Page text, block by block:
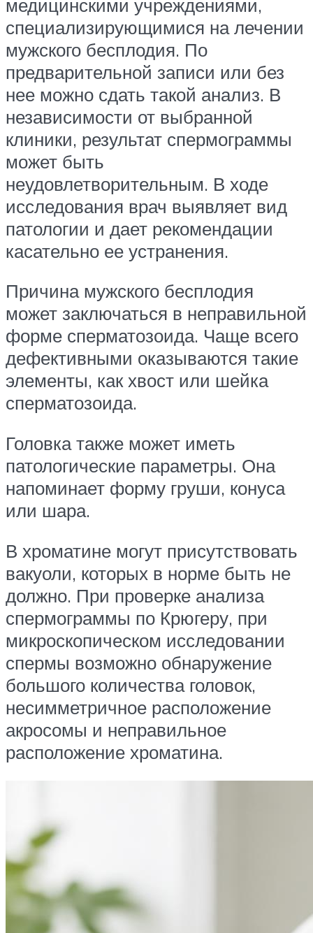
медицинскими учреждениями,
специализирующимися на лечении
мужского бесплодия. По
предварительной записи или без
нее можно сдать такой анализ. В
независимости от выбранной
клиники, результат спермограммы
может быть
неудовлетворительным. В ходе
исследования врач выявляет вид
патологии и дает рекомендации
касательно ее устранения.
Причина мужского бесплодия
может заключаться в неправильной
форме сперматозоида. Чаще всего
дефективными оказываются такие
элементы, как хвост или шейка
сперматозоида.
Головка также может иметь
патологические параметры. Она
напоминает форму груши, конуса
или шара.
В хроматине могут присутствовать
вакуоли, которых в норме быть не
должно. При проверке анализа
спермограммы по Крюгеру, при
микроскопическом исследовании
спермы возможно обнаружение
большого количества головок,
несимметричное расположение
акросомы и неправильное
расположение хроматина.